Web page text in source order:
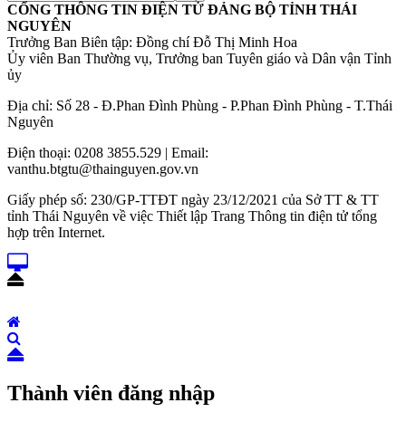
CỔNG THÔNG TIN ĐIỆN TỬ ĐẢNG BỘ TỈNH THÁI
NGUYÊN
Trưởng Ban Biên tập: Đồng chí Đỗ Thị Minh Hoa
Ủy viên Ban Thường vụ, Trưởng ban Tuyên giáo và Dân vận Tỉnh
ủy
Địa chỉ: Số 28 - Đ.Phan Đình Phùng - P.Phan Đình Phùng - T.Thái
Nguyên
Điện thoại: 0208 3855.529 | Email:
vanthu.btgtu@thainguyen.gov.vn
Giấy phép số: 230/GP-TTĐT ngày 23/12/2021 của Sở TT & TT
tỉnh Thái Nguyên về việc Thiết lập Trang Thông tin điện tử tổng
hợp trên Internet.
Thành viên đăng nhập